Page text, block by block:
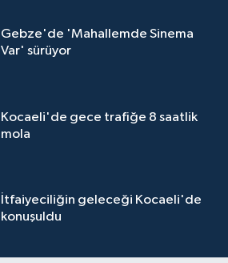
Gebze'de 'Mahallemde Sinema
Var' sürüyor
Kocaeli'de gece trafiğe 8 saatlik
mola
İtfaiyeciliğin geleceği Kocaeli'de
konuşuldu